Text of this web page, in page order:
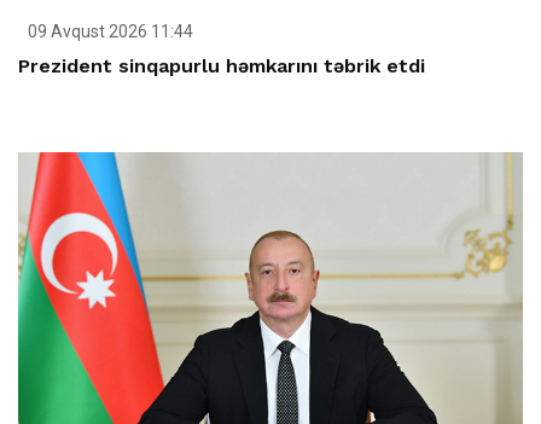
09 Avqust 2026 11:44
Prezident sinqapurlu həmkarını təbrik etdi